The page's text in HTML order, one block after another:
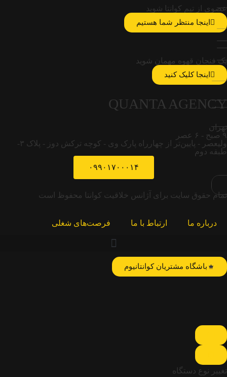
عضوی از تیم کوانتا شوید
اینجا منتظر شما هستیم
یک فنجان قهوه مهمان شوید
اینجا کلیک کنید
QUANTA AGENCY
تهران
۹ صبح - ۶ عصر
ولیعصر - پایین‌تر از چهارراه پارک وی - کوچه ترکش دوز - پلاک ۳-
طبقه دوم
۰۹۹۰۱۷۰۰۰۱۴
تمام حقوق سایت برای آژانس خلاقیت کوانتا محفوظ است
درباره ما ارتباط با ما فرصت‌های شغلی
باشگاه مشتریان کوانتانیوم
تغییر نوع دستگاه